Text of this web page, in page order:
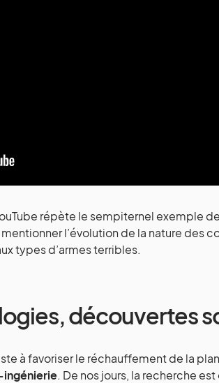
répète le sempiternel exemple
l’évolution de la nature
types d’armes terribles.
découvertes
à favoriser le réchauffement de la
. De nos jours, la recherche